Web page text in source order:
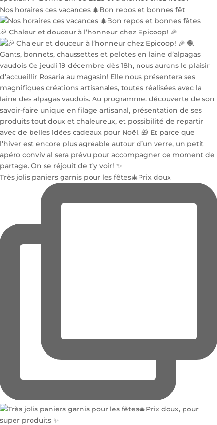
Nos horaires ces vacances 🎄Bon repos et bonnes fêt
🎉 Chaleur et douceur à l’honneur chez Epicoop! 🎉
Très jolis paniers garnis pour les fêtes🎄Prix doux